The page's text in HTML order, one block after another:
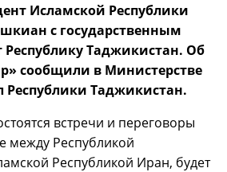
Исламской Республики
с государственным
Республику Таджикистан. Об
сообщили в Министерстве
Республики Таджикистан.
встречи и переговоры
между Республикой
Республикой Иран, будет